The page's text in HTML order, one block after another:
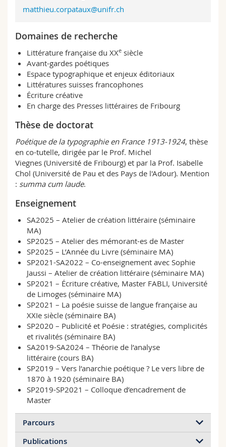
matthieu.corpataux@unifr.ch
Domaines de recherche
Littérature française du XXesiècle
Avant-gardes poétiques
Espace typographique et enjeux éditoriaux
Littératures suisses francophones
Écriture créative
En charge des Presses littéraires de Fribourg
Thèse de doctorat
Poétique de la typographie en France 1913-1924, thèse
en co-tutelle, dirigée par le Prof. Michel
Viegnes (Université de Fribourg) et par la Prof. Isabelle
Chol (Université de Pau et des Pays de l'Adour). Mention
: summa cum laude.
Enseignement
SA2025 – Atelier de création littéraire (séminaire
MA)
SP2025 – Atelier des mémorant-es de Master
SP2025 – L’Année du Livre (séminaire MA)
SP2021-SA2022 – Co-enseignement avec Sophie
Jaussi – Atelier de création littéraire (séminaire MA)
SP2021 – Écriture créative, Master FABLI, Université
de Limoges (séminaire MA)
SP2021 – La poésie suisse de langue française au
XXIe siècle (séminaire BA)
SP2020 – Publicité et Poésie : stratégies, complicités
et rivalités (séminaire BA)
SA2019-SA2024 – Théorie de l’analyse
littéraire (cours BA)
SP2019 – Vers l’anarchie poétique ? Le vers libre de
1870 à 1920 (séminaire BA)
SP2019-SP2021 – Colloque d’encadrement de
Master
Parcours
Publications